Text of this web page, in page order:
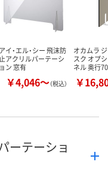
アイ・エル・シー 飛沫防
止アクリルパーテーシ
ョン 窓有
￥4,046～（税込）
オカムラ
スク オプ
ネル 奥行
￥
ーテーショ